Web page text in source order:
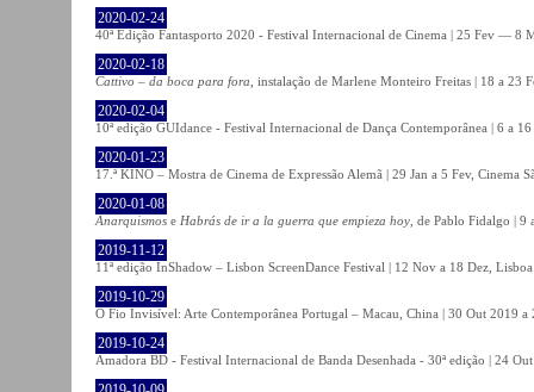
2020-02-24
40ª Edição Fantasporto 2020 - Festival Internacional de Cinema | 25 Fev — 8
2020-02-18
Cattivo – da boca para fora , instalação de Marlene Monteiro Freitas | 18 a
2020-02-04
10ª edição GUIdance - Festival Internacional de Dança Contemporânea | 6 a
2020-01-23
17.ª KINO – Mostra de Cinema de Expressão Alemã | 29 Jan a 5 Fev, Cinema
2020-01-08
Anarquismos e Habrás de ir a la guerra que empieza hoy , de Pablo Fidalgo |
2019-11-12
11ª edição InShadow – Lisbon ScreenDance Festival | 12 Nov a 18 Dez, Lisboa
2019-10-29
O Fio Invisível: Arte Contemporânea Portugal – Macau, China | 30 Out 2019
2019-10-24
Amadora BD - Festival Internacional de Banda Desenhada - 30ª edição | 24